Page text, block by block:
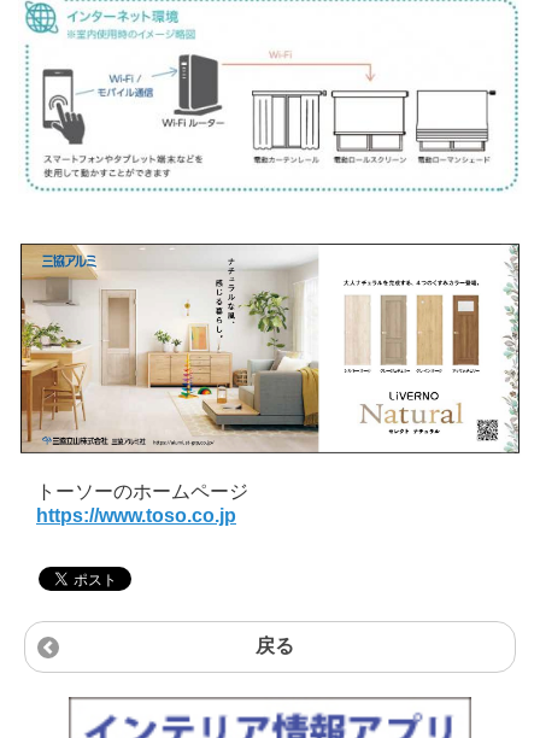
トーソーのホームページ
https://www.toso.co.jp
戻る